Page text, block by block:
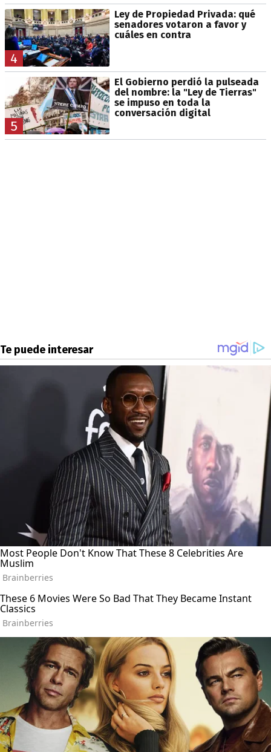
4
Ley de Propiedad Privada: qué
senadores votaron a favor y
cuáles en contra
5
El Gobierno perdió la pulseada
del nombre: la "Ley de Tierras"
se impuso en toda la
conversación digital